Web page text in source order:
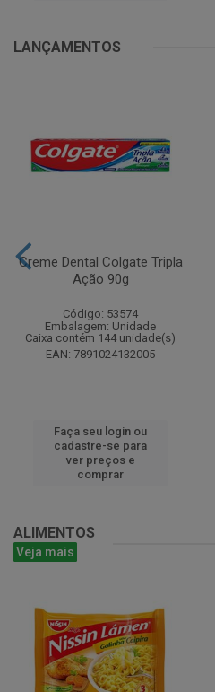
LANÇAMENTOS
Creme Dental Colgate Tripla
Ação 90g
Código: 53574
Embalagem: Unidade
Caixa contém 144 unidade(s)
EAN: 7891024132005
Faça seu login ou
cadastre-se para
ver preços e
comprar
ALIMENTOS
Veja mais